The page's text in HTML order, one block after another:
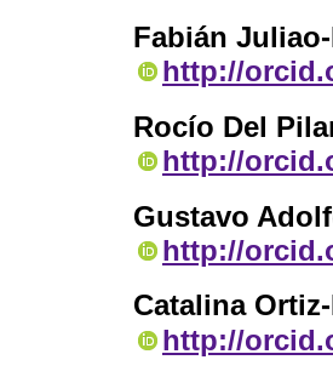
Fabián
http://
Rocío Del
http://
Gustavo
http://
Catalina
http://